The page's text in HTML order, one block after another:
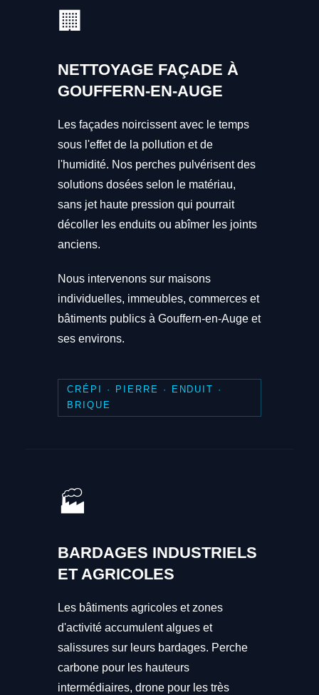
🏢
NETTOYAGE FAÇADE À
GOUFFERN-EN-AUGE
Les façades noircissent avec le temps
sous l'effet de la pollution et de
l'humidité. Nos perches pulvérisent des
solutions dosées selon le matériau,
sans jet haute pression qui pourrait
décoller les enduits ou abîmer les joints
anciens.
Nous intervenons sur maisons
individuelles, immeubles, commerces et
bâtiments publics à Gouffern-en-Auge et
ses environs.
CRÉPI · PIERRE · ENDUIT ·
BRIQUE
🏭
BARDAGES INDUSTRIELS
ET AGRICOLES
Les bâtiments agricoles et zones
d'activité accumulent algues et
salissures sur leurs bardages. Perche
carbone pour les hauteurs
intermédiaires, drone pour les très